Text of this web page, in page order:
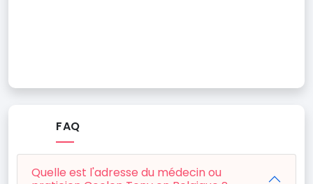
FAQ
Quelle est l'adresse du médecin ou